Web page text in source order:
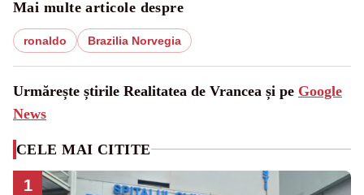
Mai multe articole despre
ronaldo Brazilia Norvegia
Urmărește știrile Realitatea de Vrancea și pe Google
News
CELE MAI CITITE
1